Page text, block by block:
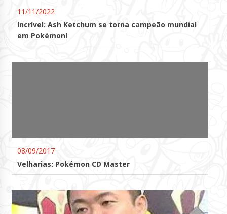
11/11/2022
Incrível: Ash Ketchum se torna campeão mundial
em Pokémon!
08/09/2017
Velharias: Pokémon CD Master